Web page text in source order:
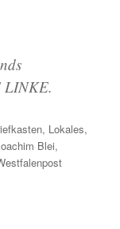
LINKE.
, Lokales,
Blei,